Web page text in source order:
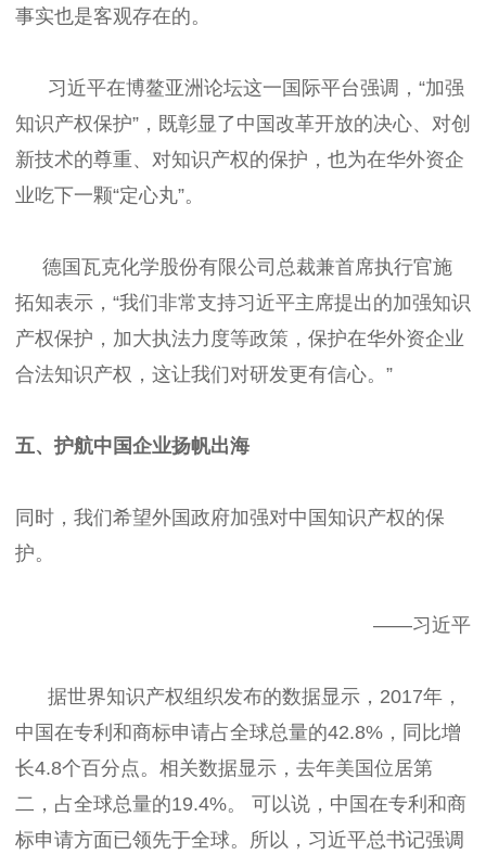
事实也是客观存在的。
习近平在博鳌亚洲论坛这一国际平台强调，“加强
知识产权保护”，既彰显了中国改革开放的决心、对创
新技术的尊重、对知识产权的保护，也为在华外资企
业吃下一颗“定心丸”。
德国瓦克化学股份有限公司总裁兼首席执行官施
拓知表示，“我们非常支持习近平主席提出的加强知识
产权保护，加大执法力度等政策，保护在华外资企业
合法知识产权，这让我们对研发更有信心。”
五、护航中国企业扬帆出海
同时，我们希望外国政府加强对中国知识产权的保
护。
——习近平
据世界知识产权组织发布的数据显示，2017年，
中国在专利和商标申请占全球总量的42.8%，同比增
长4.8个百分点。相关数据显示，去年美国位居第
二，占全球总量的19.4%。 可以说，中国在专利和商
标申请方面已领先于全球。所以，习近平总书记强调